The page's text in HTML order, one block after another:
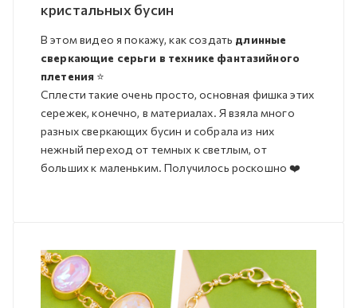
кристальных бусин
В этом видео я покажу, как создать длинные
сверкающие серьги в технике фантазийного
плетения ⭐️
Сплести такие очень просто, основная фишка этих
сережек, конечно, в материалах. Я взяла много
разных сверкающих бусин и собрала из них
нежный переход от темных к светлым, от
больших к маленьким. Получилось роскошно ❤️